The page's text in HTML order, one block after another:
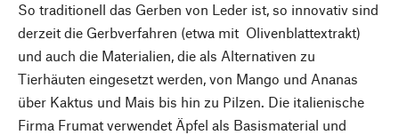
So traditionell das Gerben von Leder ist, so innovativ sind
derzeit die Gerbverfahren (etwa mit Olivenblattextrakt)
und auch die Materialien, die als Alternativen zu
Tierhäuten eingesetzt werden, von Mango und Ananas
über Kaktus und Mais bis hin zu Pilzen. Die italienische
Firma Frumat verwendet Äpfel als Basismaterial und